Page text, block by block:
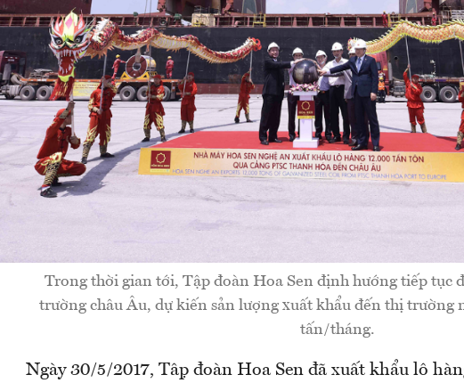
Trong thời gian tới, Tập đoàn Hoa Sen định hướng tiếp tục
trường châu Âu, dự kiến sản lượng xuất khẩu đến thị trường
tấn/tháng.
Ngày 30/5/2017, Tập đoàn Hoa Sen đã xuất khẩu lô